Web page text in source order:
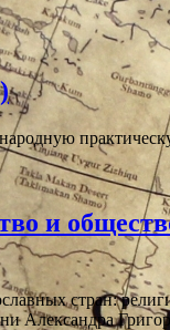
и
стран:
Александра